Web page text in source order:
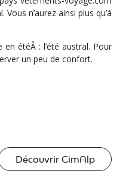
n’aurez ainsi plus qu’à
étéÂ : l’été austral. Pour
un peu de confort.
Découvrir CimAlp